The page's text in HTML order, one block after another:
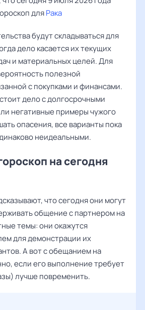
для Рака
будут складываться для
дело касается их текущих
и материальных целей. Для
полезной
с покупками и финансами.
дело с долгосрочными
негативные примеры чужого
опасения, все варианты пока
неидеальными.
на сегодня
что сегодня они могут
общение с партнером на
темы: они окажутся
для демонстрации их
А вот с обещанием на
если его выполнение требует
лучше повременить.